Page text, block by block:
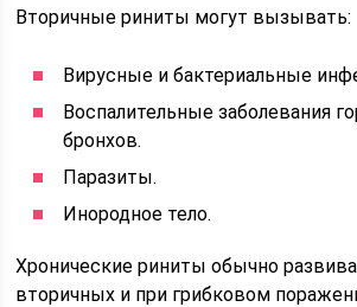
Вторичные риниты могут вызывать:
Вирусные и бактериальные
Воспалительные заболевания
бронхов.
Паразиты.
Инородное тело.
Хронические риниты обычно
вторичных и при грибковом